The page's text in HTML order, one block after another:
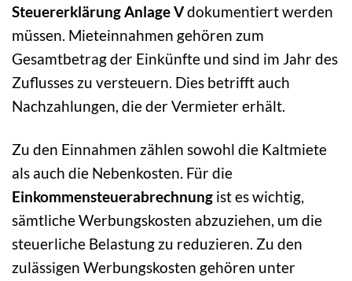
Steuererklärung Anlage Vdokumentiert werden
müssen. Mieteinnahmen gehören zum
Gesamtbetrag der Einkünfte und sind im Jahr des
Zuflusses zu versteuern. Dies betrifft auch
Nachzahlungen, die der Vermieter erhält.
Zu den Einnahmen zählen sowohl die Kaltmiete
als auch die Nebenkosten. Für die
Einkommensteuerabrechnung ist es wichtig,
sämtliche Werbungskosten abzuziehen, um die
steuerliche Belastung zu reduzieren. Zu den
zulässigen Werbungskosten gehören unter